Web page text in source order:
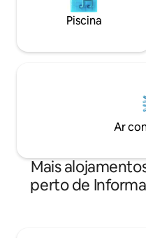
Piscina
Ar
Mais
perto de